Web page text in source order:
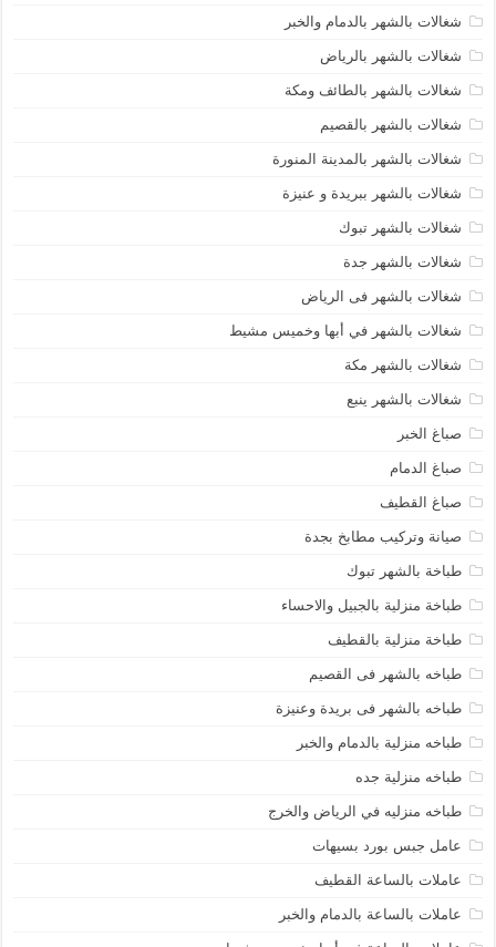
شغالات بالشهر بالدمام والخبر
شغالات بالشهر بالرياض
شغالات بالشهر بالطائف ومكة
شغالات بالشهر بالقصيم
شغالات بالشهر بالمدينة المنورة
شغالات بالشهر ببريدة و عنيزة
شغالات بالشهر تبوك
شغالات بالشهر جدة
شغالات بالشهر فى الرياض
شغالات بالشهر في أبها وخميس مشيط
شغالات بالشهر مكة
شغالات بالشهر ينبع
صباغ الخبر
صباغ الدمام
صباغ القطيف
صيانة وتركيب مطابخ بجدة
طباخة بالشهر تبوك
طباخة منزلية بالجبيل والاحساء
طباخة منزلية بالقطيف
طباخه بالشهر فى القصيم
طباخه بالشهر فى بريدة وعنيزة
طباخه منزلية بالدمام والخبر
طباخه منزلية جده
طباخه منزليه في الرياض والخرج
عامل جبس بورد بسيهات
عاملات بالساعة القطيف
عاملات بالساعة بالدمام والخبر